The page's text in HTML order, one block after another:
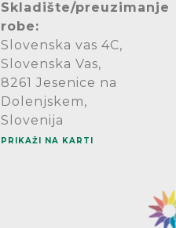
Skladište/preuzimanje
robe:
Slovenska vas 4C,
Slovenska Vas,
8261 Jesenice na
Dolenjskem,
Slovenija
PRIKAŽI NA KARTI